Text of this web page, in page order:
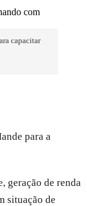
capacitar
para a
geração de renda
situação de